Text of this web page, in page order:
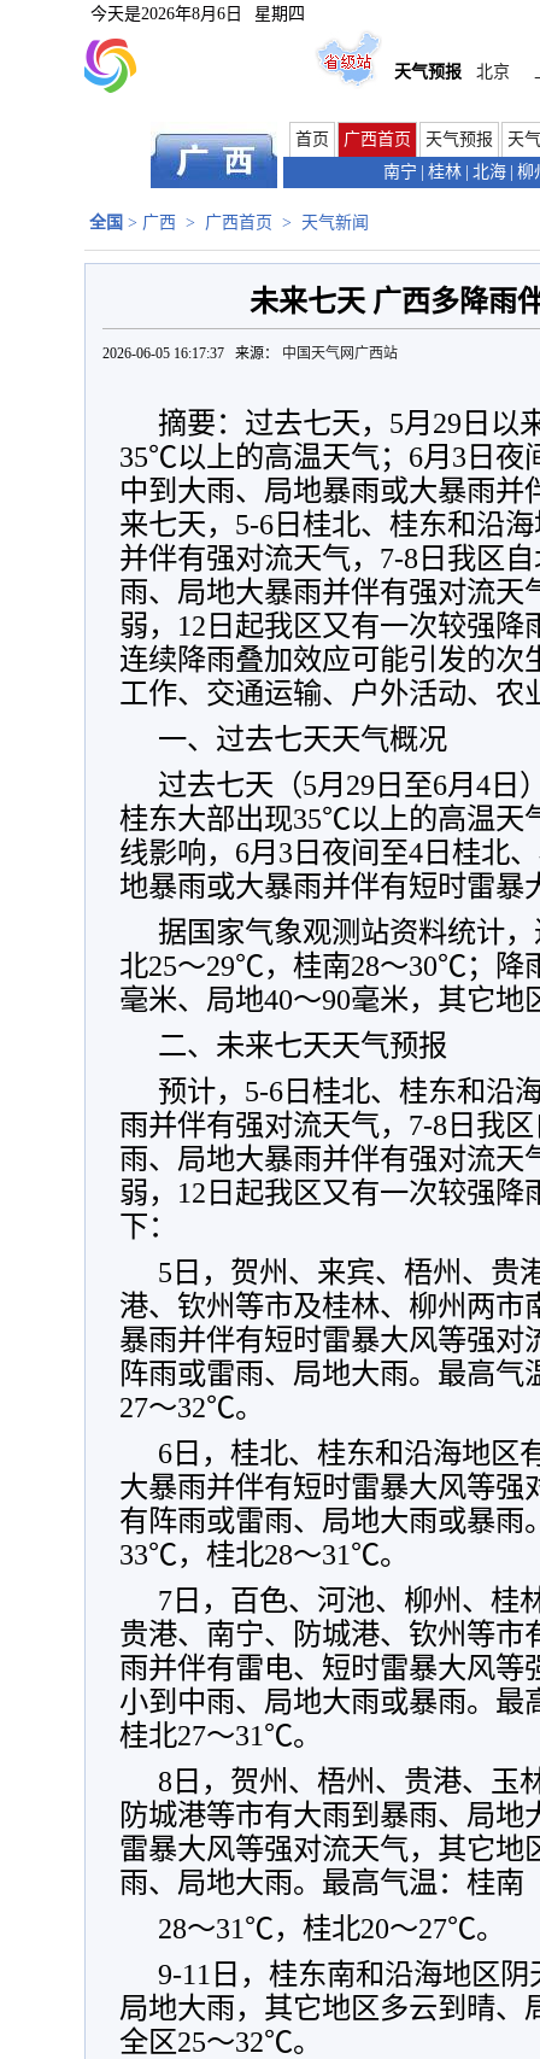
今天是2026年8月6日 星期四
天气预报 北京
首页 广西首页 天气预报
天
南宁
桂林 北海 柳
全国 > 广西 > 广西首页 > 天气新闻
未来七天 广西多降雨
2026-06-05 16:17:37 来源： 中国天气网广西站
摘要：过去七天，5月29日以
35℃以上的高温天气；6月3日夜
中到大雨、局地暴雨或大暴雨并
来七天，5-6日桂北、桂东和沿
并伴有强对流天气，7-8日我区
雨、局地大暴雨并伴有强对流天
弱，12日起我区又有一次较强降
连续降雨叠加效应可能引发的次
工作、交通运输、户外活动、农
一、过去七天天气概况
过去七天（5月29日至6月4日
桂东大部出现35℃以上的高温天
线影响，6月3日夜间至4日桂北
地暴雨或大暴雨并伴有短时雷暴
据国家气象观测站资料统计
北25～29℃，桂南28～30℃；降
毫米、局地40～90毫米，其它地
二、未来七天天气预报
预计，5-6日桂北、桂东和沿
雨并伴有强对流天气，7-8日我
雨、局地大暴雨并伴有强对流天
弱，12日起我区又有一次较强降
下：
5日，贺州、来宾、梧州、贵
港、钦州等市及桂林、柳州两市
暴雨并伴有短时雷暴大风等强对
阵雨或雷雨、局地大雨。最高
27～32℃。
6日，桂北、桂东和沿海地区
大暴雨并伴有短时雷暴大风等强
有阵雨或雷雨、局地大雨或暴雨
33℃，桂北28～31℃。
7日，百色、河池、柳州、桂
贵港、南宁、防城港、钦州等市
雨并伴有雷电、短时雷暴大风等
小到中雨、局地大雨或暴雨。
桂北27～31℃。
8日，贺州、梧州、贵港、玉
防城港等市有大雨到暴雨、局地
雷暴大风等强对流天气，其它地
雨、局地大雨。最高气温：桂南
28～31℃，桂北20～27℃。
9-11日，桂东南和沿海地区
局地大雨，其它地区多云到晴、
全区25～32℃。